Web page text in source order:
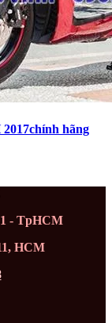
hãng
- TpHCM
HCM